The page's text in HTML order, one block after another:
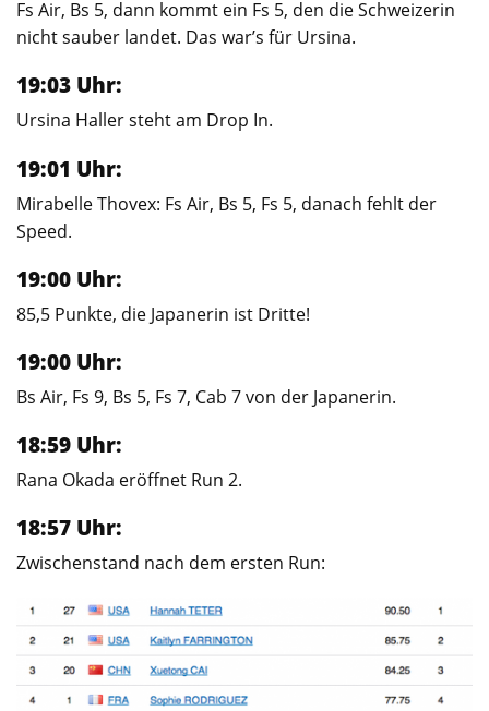
Fs Air, Bs 5, dann kommt ein Fs 5, den die Schweizerin
nicht sauber landet. Das war’s für Ursina.
19:03 Uhr:
Ursina Haller steht am Drop In.
19:01 Uhr:
Mirabelle Thovex: Fs Air, Bs 5, Fs 5, danach fehlt der
Speed.
19:00 Uhr:
85,5 Punkte, die Japanerin ist Dritte!
19:00 Uhr:
Bs Air, Fs 9, Bs 5, Fs 7, Cab 7 von der Japanerin.
18:59 Uhr:
Rana Okada eröffnet Run 2.
18:57 Uhr:
Zwischenstand nach dem ersten Run: